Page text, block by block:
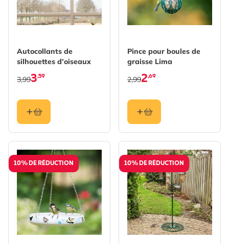
Autocollants de
silhouettes d’oiseaux
3,59
3,99
Pince pour boules de
graisse Lima
2,69
2,99
10% DE RÉDUCTION 10% DE RÉDUCTION